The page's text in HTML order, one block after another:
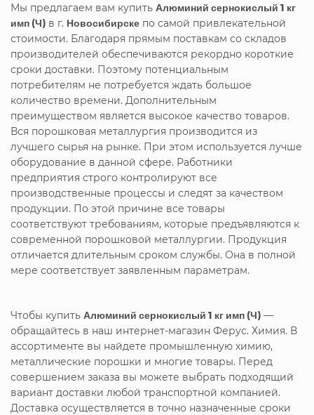
Мы предлагаем вам купить Алюминий сернокислый 1 кг
имп (Ч) в г. Новосибирске по самой привлекательной
стоимости. Благодаря прямым поставкам со складов
производителей обеспечиваются рекордно короткие
сроки доставки. Поэтому потенциальным
потребителям не потребуется ждать большое
количество времени. Дополнительным
преимуществом является высокое качество товаров.
Вся порошковая металлургия производится из
лучшего сырья на рынке. При этом используется лучше
оборудование в данной сфере. Работники
предприятия строго контролируют все
производственные процессы и следят за качеством
продукции. По этой причине все товары
соответствуют требованиям, которые предъявляются к
современной порошковой металлургии. Продукция
отличается длительным сроком службы. Она в полной
мере соответствует заявленным параметрам.
Чтобы купить Алюминий сернокислый 1 кг имп (Ч) —
обращайтесь в наш интернет-магазин Ферус. Химия. В
ассортименте вы найдете промышленную химию,
металлические порошки и многие товары. Перед
совершением заказа вы можете выбрать подходящий
вариант доставки любой транспортной компанией.
Доставка осуществляется в точно назначенные сроки